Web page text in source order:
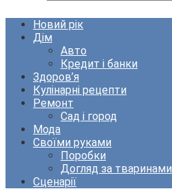
Новий рік
Дім
Авто
Кредит і банки
Здоров’я
Кулінарні рецепти
Ремонт
Сад і город
Мода
Своїми руками
Поробки
Догляд за тваринами
Сценарії